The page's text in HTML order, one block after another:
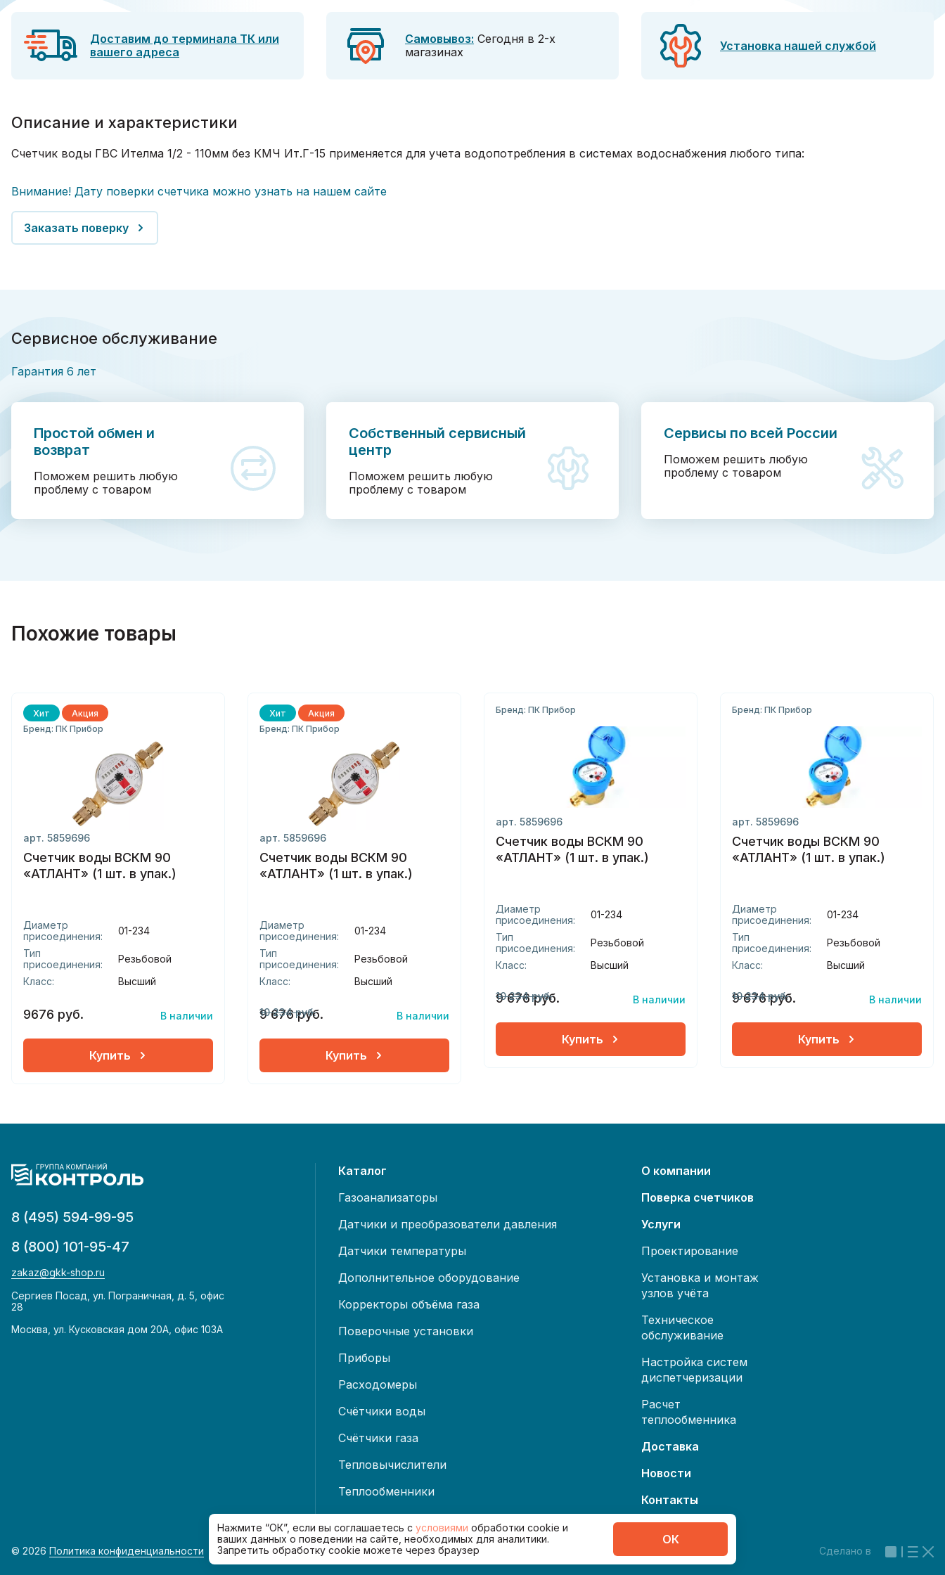
Доставим до терминала ТК или
вашего адреса
Самовывоз: Сегодня в 2-х
магазинах
Установка нашей службой
Описание и характеристики
Счетчик воды ГВС Ителма 1/2 - 110мм без КМЧ Ит.Г-15 применяется для учета водопотребления в системах водоснабжения любого типа:
Внимание! Дату поверки счетчика можно узнать на нашем сайте
Заказать поверку
Сервисное обслуживание
Гарантия 6 лет
Простой обмен и
возврат
Поможем решить любую
проблему с товаром
Собственный сервисный
центр
Поможем решить любую
проблему с товаром
Сервисы по всей России
Поможем решить любую
проблему с товаром
Похожие товары
Хит
Акция
Бренд: ПК Прибор
арт. 5859696
Счетчик воды ВСКМ 90
«АТЛАНТ» (1 шт. в упак.)
Диаметр
присоединения:
01-234
Тип
присоединения:
Резьбовой
Класс:
Высший
9676 руб. В наличии
Купить
Хит
Акция
Бренд: ПК Прибор
арт. 5859696
Счетчик воды ВСКМ 90
«АТЛАНТ» (1 шт. в упак.)
Диаметр
присоединения:
01-234
Тип
присоединения:
Резьбовой
Класс:
Высший
10 234 руб.
9 676 руб. В наличии
Купить
Бренд: ПК Прибор
арт. 5859696
Счетчик воды ВСКМ 90
«АТЛАНТ» (1 шт. в упак.)
Диаметр
присоединения:
01-234
Тип
присоединения:
Резьбовой
Класс:
Высший
10 234 руб.
9 676 руб. В наличии
Купить
Бренд: ПК Прибор
арт. 5859696
Счетчик воды ВСКМ 90
«АТЛАНТ» (1 шт. в упак.)
Диаметр
присоединения:
01-234
Тип
присоединения:
Резьбовой
Класс:
Высший
10 234 руб.
9 676 руб. В наличии
Купить
8 (495) 594-99-95
8 (800) 101-95-47
zakaz@gkk-shop.ru
Сергиев Посад, ул. Пограничная, д. 5, офис
28
Москва, ул. Кусковская дом 20А, офис 103А
Каталог
Газоанализаторы
Датчики и преобразователи давления
Датчики температуры
Дополнительное оборудование
Корректоры объёма газа
Поверочные установки
Приборы
Расходомеры
Счётчики воды
Счётчики газа
Тепловычислители
Теплообменники
Теплосчётчики
О компании
Поверка счетчиков
Услуги
Проектирование
Установка и монтаж
узлов учёта
Техническое
обслуживание
Настройка систем
диспетчеризации
Расчет
теплообменника
Доставка
Новости
Контакты
Реквизиты
© 2026 Политика конфиденциальности Сделано в
Нажмите “ОК”, если вы соглашаетесь с условиями обработки cookie и
ваших данных о поведении на сайте, необходимых для аналитики.
Запретить обработку cookie можете через браузер
ОК